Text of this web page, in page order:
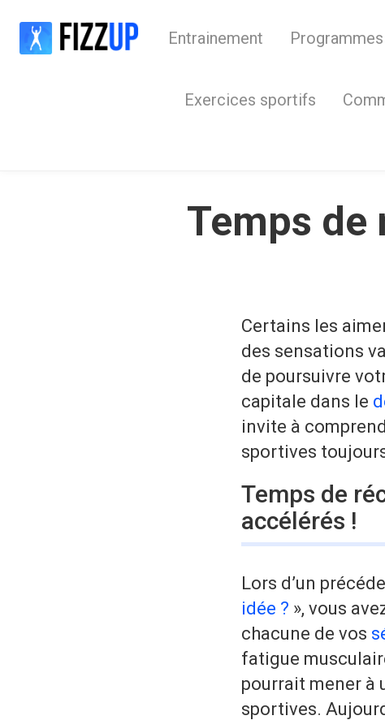
Entrainement Programmes
Exercices sportifs
Temps
Certains les
des sensations
de poursuivre
capitale dans le
invite à
sportives
Temps de
accélérés !
Lors d’un
idée ? », vous
chacune de vos
fatigue
pourrait mener à
sportives.